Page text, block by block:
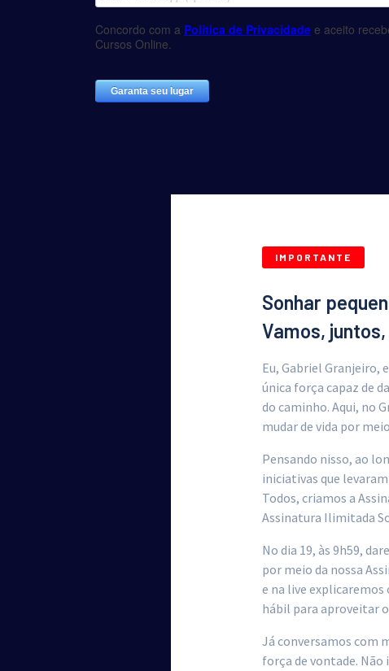
IMPORTANTE
Sonhar
Vamos,
Eu, Gabriel Granjeiro,
única força capaz de
do caminho. Aqui, no
mudar de vida por
Pensando nisso, ao
iniciativas que
Todos, criamos a
Assinatura Ilimitada
No dia 19, às 9h59,
por meio da nossa
e na live
hábil para aproveitar
Já conversamos com
força de vontade. Não